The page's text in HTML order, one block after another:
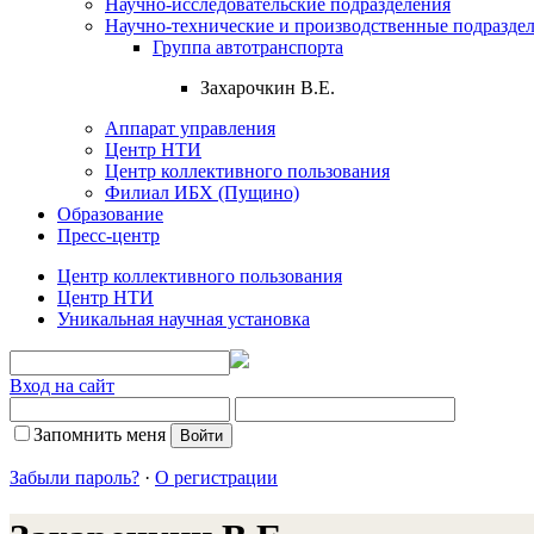
Научно-технические и производственные
Группа автотранспорта
Захарочкин В.Е.
Аппарат управления
Центр НТИ
Центр коллективного пользования
Филиал ИБХ (Пущино)
Образование
Пресс-центр
Центр коллективного пользования
Центр НТИ
Уникальная научная установка
Вход на сайт
Запомнить меня
Забыли пароль? · О регистрации